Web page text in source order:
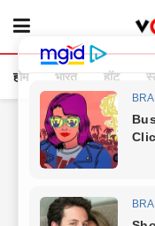
होम भारत हॉट